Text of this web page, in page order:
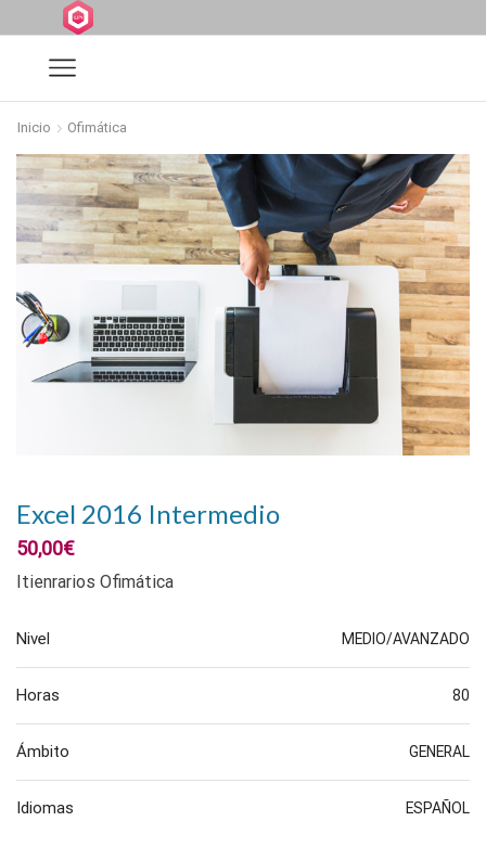
Inicio Ofimática
Excel 2016 Intermedio
50,00€
Itienrarios Ofimática
Nivel MEDIO/AVANZADO
Horas 80
Ámbito GENERAL
Idiomas ESPAÑOL